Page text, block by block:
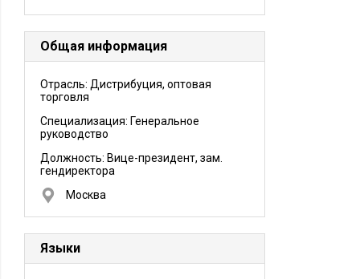
Общая информация
Отрасль: Дистрибуция, оптовая
торговля
Специализация: Генеральное
руководство
Должность: Вице-президент, зам.
гендиректора
Москва
Языки